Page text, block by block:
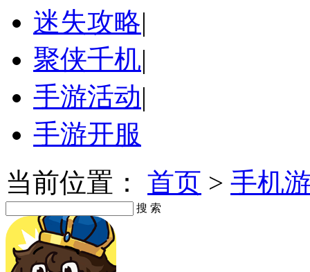
迷失攻略|
聚侠千机|
手游活动|
手游开服
当前位置： 首页 > 手机
搜 索